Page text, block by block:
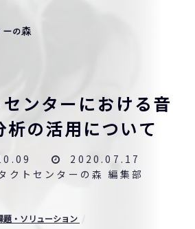
ンターにおける音
の活用について
2020.07.17
クトセンターの森 編集部
・ソリューション